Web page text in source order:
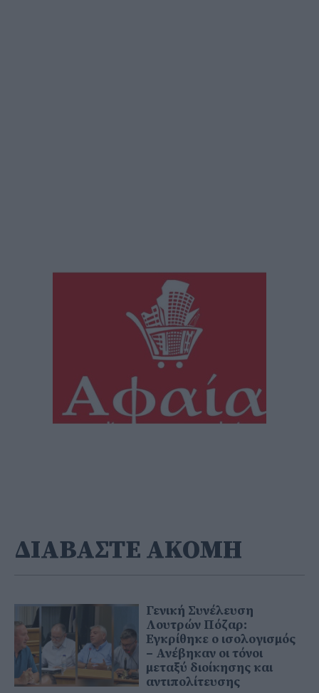
ΔΙΑΒΑΣΤΕ ΑΚΟΜΗ
Γενική Συνέλευση
Λουτρών Πόζαρ:
Εγκρίθηκε ο ισολογισμός
– Ανέβηκαν οι τόνοι
μεταξύ διοίκησης και
αντιπολίτευσης